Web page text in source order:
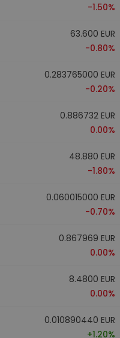
-1.50%
63.600 EUR
-0.80%
0.283765000 EUR
-0.20%
0.886732 EUR
0.00%
48.880 EUR
-1.80%
0.060015000 EUR
-0.70%
0.867969 EUR
0.00%
8.4800 EUR
0.00%
0.010890440 EUR
+1.20%